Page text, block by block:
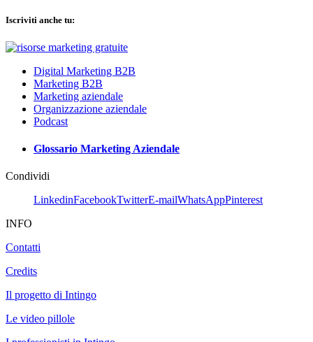
Iscriviti anche tu:
Digital Marketing B2B
Marketing B2B
Marketing aziendale
Organizzazione aziendale
Podcast
Glossario Marketing Aziendale
Condividi
LinkedinFacebookTwitterE-mailWhatsAppPinterest
INFO
Contatti
Credits
Il progetto di Intingo
Le video pillole